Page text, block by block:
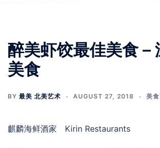
醉美虾饺最佳美食 –
美食
BY 最美 北美艺术 AUGUST 27, 2018 美
麒麟海鲜酒家 Kirin Restaurants